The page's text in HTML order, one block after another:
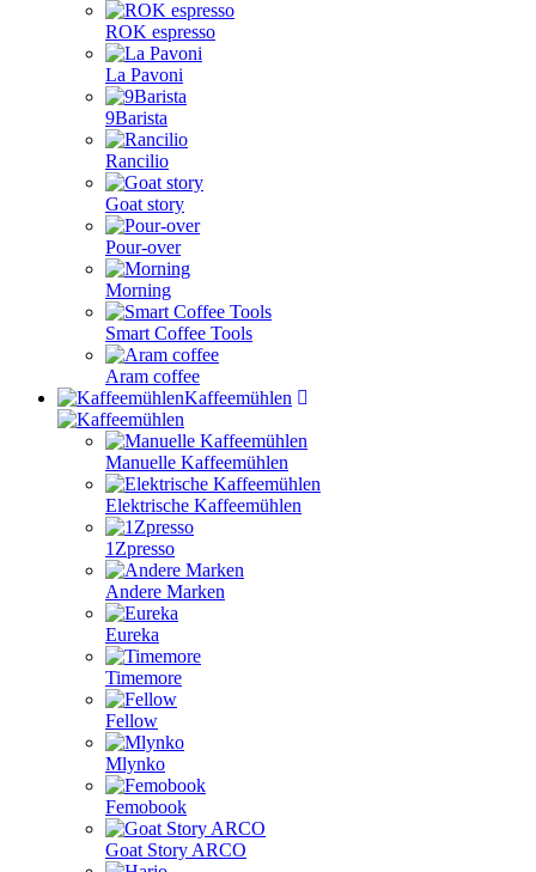
ROK espresso
La Pavoni
9Barista
Rancilio
Goat story
Pour-over
Morning
Smart Coffee Tools
Aram coffee
Kaffeemühlen
Manuelle Kaffeemühlen
Elektrische Kaffeemühlen
1Zpresso
Andere Marken
Eureka
Timemore
Fellow
Mlynko
Femobook
Goat Story ARCO